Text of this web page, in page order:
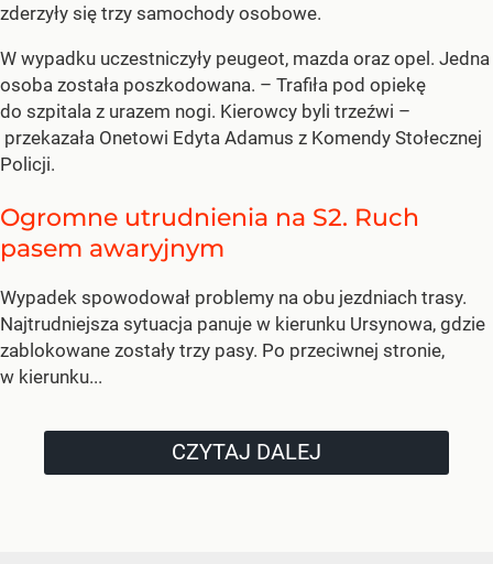
zderzyły się trzy samochody osobowe.
W wypadku uczestniczyły peugeot, mazda oraz opel. Jedna
osoba została poszkodowana. – Trafiła pod opiekę
do szpitala z urazem nogi. Kierowcy byli trzeźwi –
przekazała Onetowi Edyta Adamus z Komendy Stołecznej
Policji.
Ogromne utrudnienia na S2. Ruch
pasem awaryjnym
Wypadek spowodował problemy na obu jezdniach trasy.
Najtrudniejsza sytuacja panuje w kierunku Ursynowa, gdzie
zablokowane zostały trzy pasy. Po przeciwnej stronie,
w kierunku...
CZYTAJ DALEJ